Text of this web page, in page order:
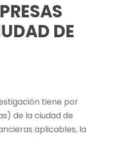
DE
tiene por
de la ciudad de
aplicables, la